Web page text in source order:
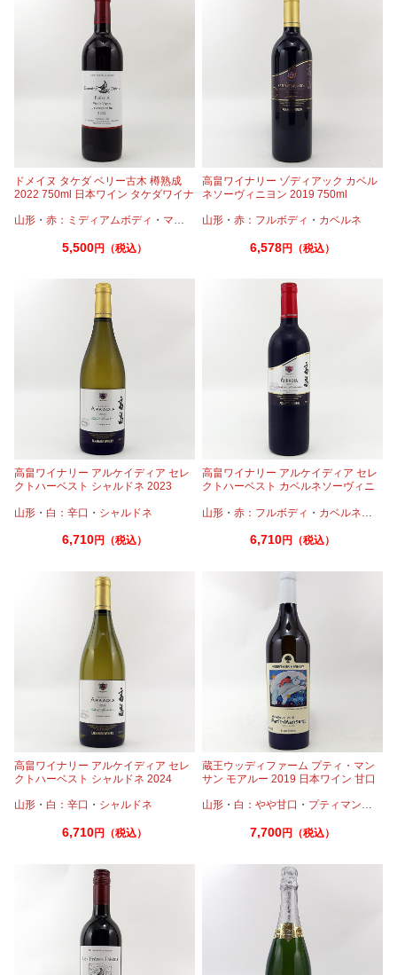
ドメイヌ タケダ ベリー古木 樽熟成
2022 750ml 日本ワイン タケダワイナ
山形 ・ 赤：ミディアムボディ ・ マスカットベーリーA
5,500円（税込）
高畠ワイナリー ゾディアック カベル
ネソーヴィニヨン 2019 750ml
山形 ・赤：フルボディ ・ カベルネ
6,578円（税込）
高畠ワイナリー アルケイディア セレ
クトハーベスト シャルドネ 2023
山形 ・ 白：辛口 ・ シャルドネ
6,710円（税込）
高畠ワイナリー アルケイディア セレ
クトハーベスト カベルネソーヴィニ
山形 ・赤：フルボディ ・ カベルネ
6,710円（税込）
高畠ワイナリー アルケイディア セレ
クトハーベスト シャルドネ 2024
山形 ・ 白：辛口 ・ シャルドネ
6,710円（税込）
蔵王ウッディファーム プティ・マン
サン モアルー 2019 日本ワイン 甘口
山形 ・ 白：やや甘口 ・ プティマンサン
7,700円（税込）